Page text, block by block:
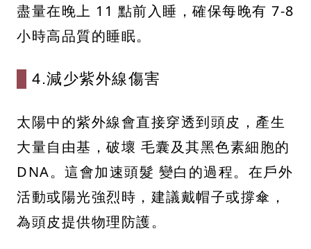
盡量在晚上 11 點前入睡，確保每晚有 7-8
小時高品質的睡眠。
4.減少紫外線傷害
太陽中的紫外線會直接穿透到頭皮，產生
大量自由基，破壞 毛囊及其黑色素細胞的
DNA。這會加速頭髮 變白的過程。在戶外
活動或陽光強烈時，建議戴帽子或撐傘，
為頭皮提供物理防護。